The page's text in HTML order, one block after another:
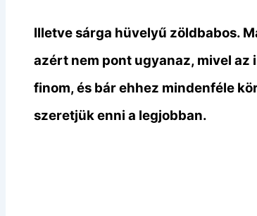
Illetve sárga hüvelyű zöldbabos.
azért nem pont ugyanaz, mivel az
finom, és bár ehhez mindenféle
szeretjük enni a legjobban.